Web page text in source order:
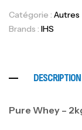
Catégorie : Autres
Brands : IHS
DESCRIPTION
Pure Whey –